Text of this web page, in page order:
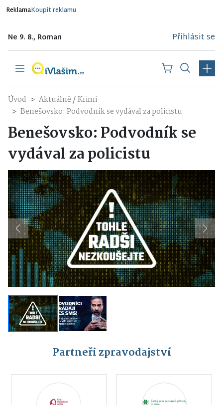
ReklamaKoupit reklamu
Ne 9. 8., Roman Přihlásit se
Úvod Aktuálně/Krimi
Benešovsko: Podvodník se vydával za policistu
Benešovsko: Podvodník se
vydával za policistu
Previous Next
Partneři zpravodajství